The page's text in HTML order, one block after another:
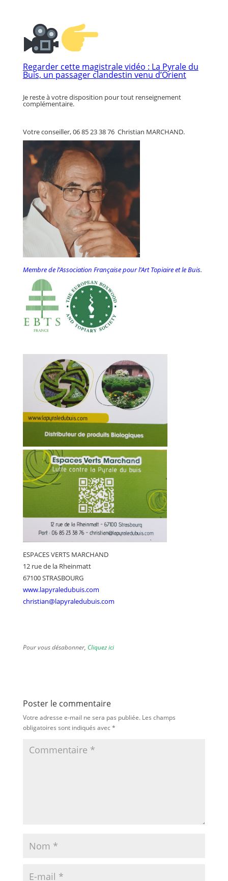
Regarder cette magistrale vidéo : La Pyrale du
Buis, un passager clandestin venu d’Orient
Je reste à votre disposition pour tout renseignement
complémentaire.
Votre conseiller, 06 85 23 38 76 Christian MARCHAND.
Membre de l’Association Française pour l’Art Topiaire et le Buis.
ESPACES VERTS MARCHAND
12 rue de la Rheinmatt
67100 STRASBOURG
www.lapyraledubuis.com
christian@lapyraledubuis.com
Pour vous désabonner, Cliquez ici
Poster le commentaire
Votre adresse e-mail ne sera pas publiée. Les champs
obligatoires sont indiqués avec*